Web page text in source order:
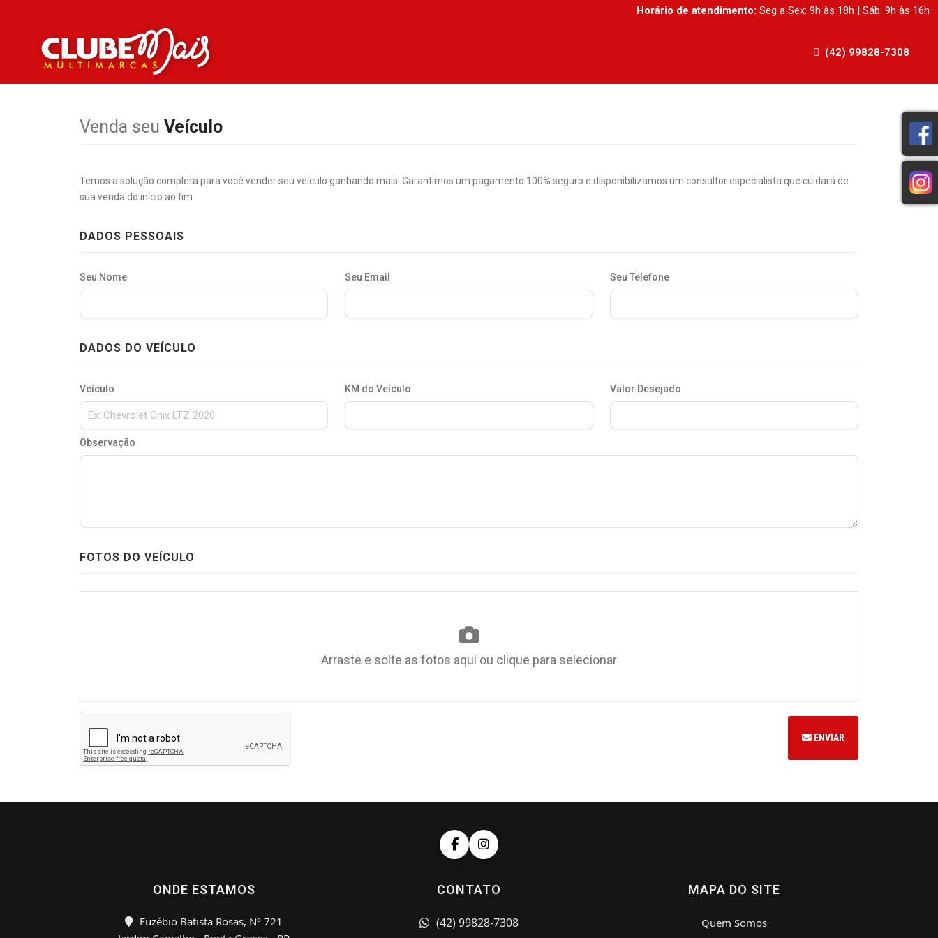
Horário de atendimento: Seg a Sex: 9h às 18h | Sáb: 9h às 16h
(42) 99828-7308
Venda seu Veículo
Temos a solução completa para você vender seu veículo ganhando mais. Garantimos um pagamento 100% seguro e disponibilizamos um consultor especialista que cuidará de
sua venda do início ao fim
DADOS PESSOAIS
Seu Nome Seu Email Seu Telefone
DADOS DO VEÍCULO
Veículo KM do Veículo Valor Desejado
Observação
FOTOS DO VEÍCULO
Arraste e solte as fotos aqui ou clique para selecionar
ENVIAR
ONDE ESTAMOS
Euzébio Batista Rosas, Nº 721
CONTATO
(42) 99828-7308
MAPA DO SITE
Quem Somos